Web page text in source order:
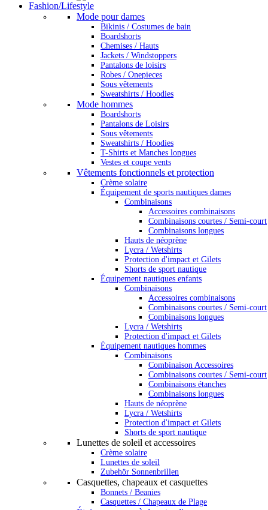
Fashion/Lifestyle
Mode pour dames
Bikinis / Costumes de bain
Boardshorts
Chemises / Hauts
Jackets / Windstoppers
Pantalons de loisirs
Robes / Onepieces
Sous vêtements
Sweatshirts / Hoodies
Mode hommes
Boardshorts
Pantalons de Loisirs
Sous vêtements
Sweatshirts / Hoodies
T-Shirts et Manches longues
Vestes et coupe vents
Vêtements fonctionnels et protection
Crème solaire
Équipement de sports nautiques dames
Combinaisons
Accessoires combinaisons
Combinaisons courtes / Semi-court
Combinaisons longues
Hauts de néoprène
Lycra / Wetshirts
Protection d'impact et Gilets
Shorts de sport nautique
Équipement nautiques enfants
Combinaisons
Accessoires combinaisons
Combinaisons courtes / Semi-court
Combinaisons longues
Lycra / Wetshirts
Protection d'impact et Gilets
Équipement nautiques hommes
Combinaisons
Combinaison Accessoires
Combinaisons courtes / Semi-court
Combinaisons étanches
Combinaisons longues
Hauts de néoprène
Lycra / Wetshirts
Protection d'impact et Gilets
Shorts de sport nautique
Lunettes de soleil et accessoires
Crème solaire
Lunettes de soleil
Zubehör Sonnenbrillen
Casquettes, chapeaux et casquettes
Bonnets / Beanies
Casquettes / Chapeaux de Plage